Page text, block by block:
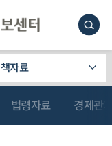
자료
법령자료 경제관